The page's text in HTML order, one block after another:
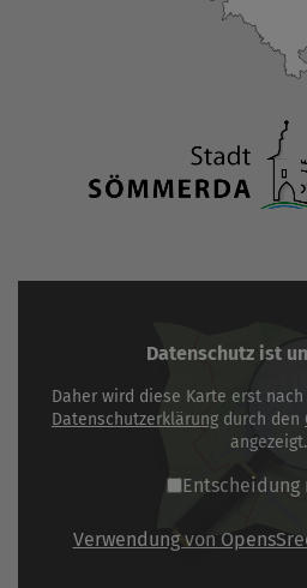
Datenschutz ist
Daher wird diese Karte erst
Datenschutzerklärung durch den
angezeigt.
Entscheidung
Verwendung von